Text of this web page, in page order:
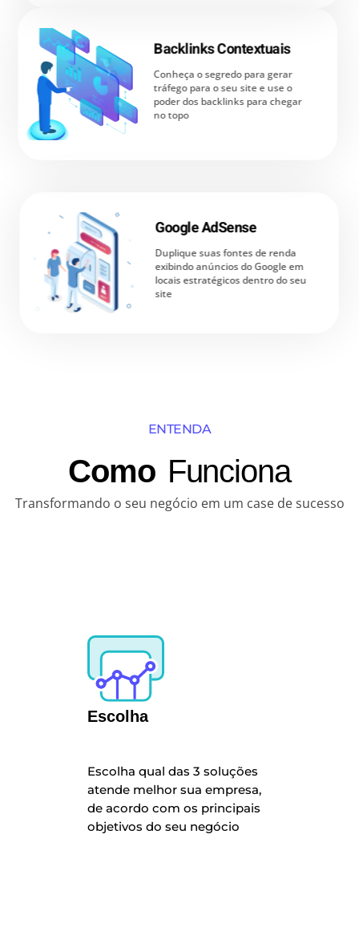
Backlinks Contextuais
Conheça o segredo para gerar
tráfego para o seu site e use o
poder dos backlinks para chegar
no topo
Google AdSense
Duplique suas fontes de renda
exibindo anúncios do Google em
locais estratégicos dentro do seu
site
ENTENDA
Como Funciona
Transformando o seu negócio em um case de sucesso
Escolha
Escolha qual das 3 soluções
atende melhor sua empresa,
de acordo com os principais
objetivos do seu negócio